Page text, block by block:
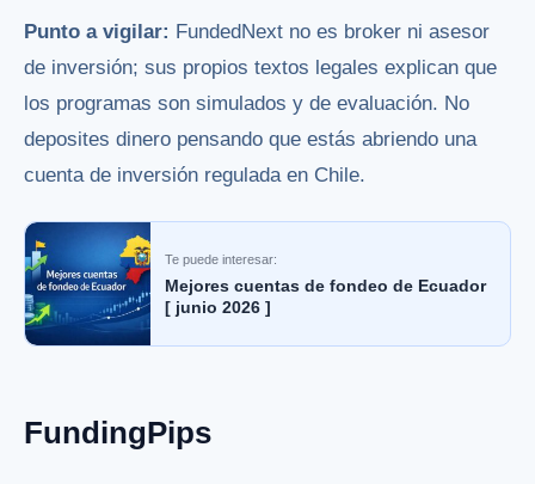
Punto a vigilar: FundedNext no es broker ni asesor
de inversión; sus propios textos legales explican que
los programas son simulados y de evaluación. No
deposites dinero pensando que estás abriendo una
cuenta de inversión regulada en Chile.
Te puede interesar:
Mejores cuentas de fondeo de Ecuador
[ junio 2026 ]
FundingPips